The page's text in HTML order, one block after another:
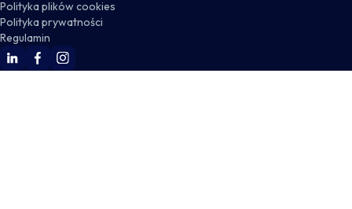
Polityka plików cookies
Polityka prywatności
Regulamin
WSKZ Linkedin
WSKZ Facebook
WSKZ Instagram